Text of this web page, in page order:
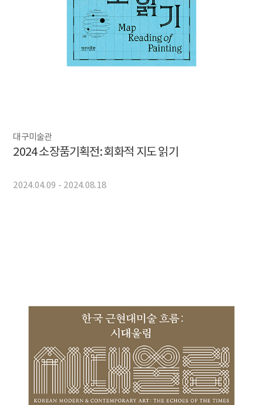
대구미술관
2024 소장품기획전: 회화적 지도 읽기
2024.04.09 - 2024.08.18